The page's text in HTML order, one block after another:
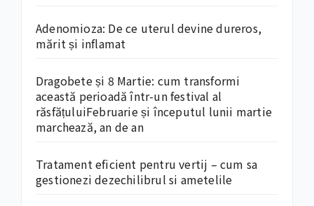
Adenomioza: De ce uterul devine dureros,
mărit și inflamat
Dragobete și 8 Martie: cum transformi
această perioadă într-un festival al
răsfățuluiFebruarie și începutul lunii martie
marchează, an de an
Tratament eficient pentru vertij – cum sa
gestionezi dezechilibrul si ametelile